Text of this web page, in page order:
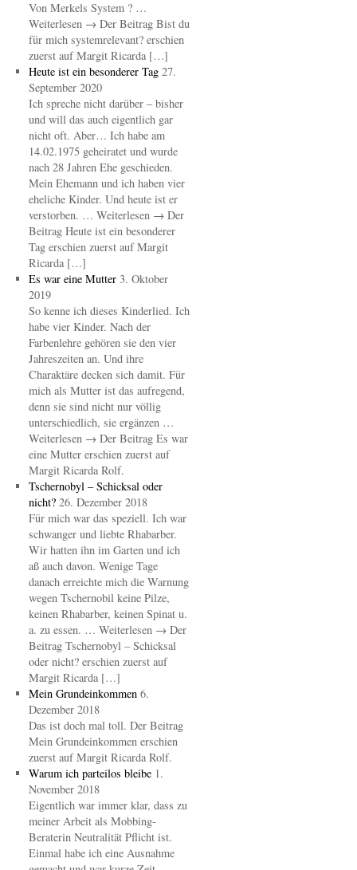
Von Merkels System ? …
Weiterlesen → Der Beitrag Bist du
für mich systemrelevant? erschien
zuerst auf Margit Ricarda […]
Heute ist ein besonderer Tag 27.
September 2020
Ich spreche nicht darüber – bisher
und will das auch eigentlich gar
nicht oft. Aber… Ich habe am
14.02.1975 geheiratet und wurde
nach 28 Jahren Ehe geschieden.
Mein Ehemann und ich haben vier
eheliche Kinder. Und heute ist er
verstorben. … Weiterlesen → Der
Beitrag Heute ist ein besonderer
Tag erschien zuerst auf Margit
Ricarda […]
Es war eine Mutter 3. Oktober
2019
So kenne ich dieses Kinderlied. Ich
habe vier Kinder. Nach der
Farbenlehre gehören sie den vier
Jahreszeiten an. Und ihre
Charaktäre decken sich damit. Für
mich als Mutter ist das aufregend,
denn sie sind nicht nur völlig
unterschiedlich, sie ergänzen …
Weiterlesen → Der Beitrag Es war
eine Mutter erschien zuerst auf
Margit Ricarda Rolf.
Tschernobyl – Schicksal oder
nicht? 26. Dezember 2018
Für mich war das speziell. Ich war
schwanger und liebte Rhabarber.
Wir hatten ihn im Garten und ich
aß auch davon. Wenige Tage
danach erreichte mich die Warnung
wegen Tschernobil keine Pilze,
keinen Rhabarber, keinen Spinat u.
a. zu essen. … Weiterlesen → Der
Beitrag Tschernobyl – Schicksal
oder nicht? erschien zuerst auf
Margit Ricarda […]
Mein Grundeinkommen 6.
Dezember 2018
Das ist doch mal toll. Der Beitrag
Mein Grundeinkommen erschien
zuerst auf Margit Ricarda Rolf.
Warum ich parteilos bleibe 1.
November 2018
Eigentlich war immer klar, dass zu
meiner Arbeit als Mobbing-
Beraterin Neutralität Pflicht ist.
Einmal habe ich eine Ausnahme